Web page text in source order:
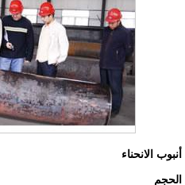
أنبوب الانحناء
الحجم